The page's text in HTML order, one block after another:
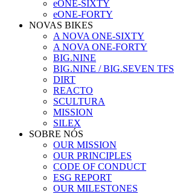
eONE-SIXTY
eONE-FORTY
NOVAS BIKES
A NOVA ONE-SIXTY
A NOVA ONE-FORTY
BIG.NINE
BIG.NINE / BIG.SEVEN TFS
DIRT
REACTO
SCULTURA
MISSION
SILEX
SOBRE NÓS
OUR MISSION
OUR PRINCIPLES
CODE OF CONDUCT
ESG REPORT
OUR MILESTONES